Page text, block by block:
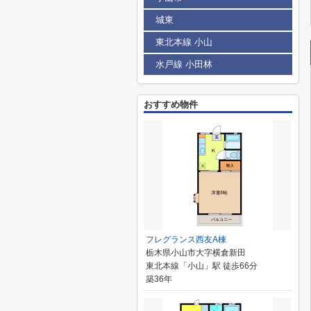
城東
東北本線 小山
水戸線 小田林
おすすめ物件
フレグランス西友A棟
栃木県小山市大字横倉新田
東北本線「小山」駅 徒歩66分
築36年